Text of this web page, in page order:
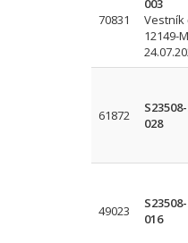
70831
003
Vestník
12149-
61872
028
49023
016